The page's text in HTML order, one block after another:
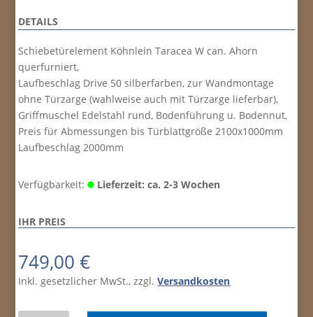
DETAILS
Schiebetürelement Köhnlein Taracea W can. Ahorn
querfurniert,
Laufbeschlag Drive 50 silberfarben, zur Wandmontage
ohne Türzarge (wahlweise auch mit Türzarge lieferbar),
Griffmuschel Edelstahl rund, Bodenführung u. Bodennut,
Preis für Abmessungen bis Türblattgröße 2100x1000mm
Laufbeschlag 2000mm
Verfügbarkeit: Lieferzeit: ca. 2-3 Wochen
IHR PREIS
749,00€
Inkl. gesetzlicher MwSt., zzgl.Versandkosten